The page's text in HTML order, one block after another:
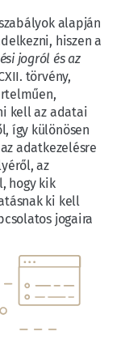
alapján
hiszen a
jogról és az
törvény,
kell az adatai
így különösen
adatkezelésre
az
hogy kik
ki kell
jogaira